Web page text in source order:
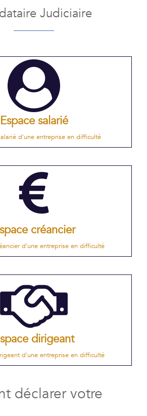
Judiciaire
Espace salarié
d'une entreprise en difficulté
créancier
d'une entreprise en difficulté
dirigeant
d'une entreprise en difficulté
déclarer votre